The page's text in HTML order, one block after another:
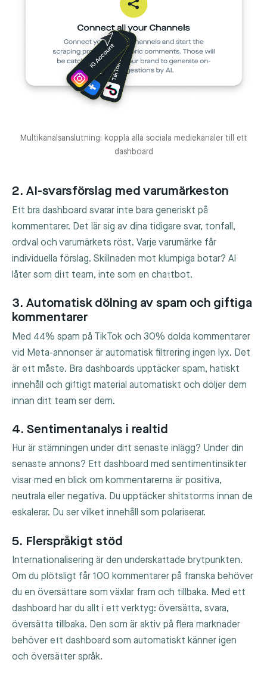
Multikanalsanslutning: koppla alla sociala mediekanaler till ett
dashboard
2. AI-svarsförslag med varumärkeston
Ett bra dashboard svarar inte bara generiskt på
kommentarer. Det lär sig av dina tidigare svar, tonfall,
ordval och varumärkets röst. Varje varumärke får
individuella förslag. Skillnaden mot klumpiga botar? AI
låter som ditt team, inte som en chattbot.
3. Automatisk dölning av spam och giftiga
kommentarer
Med 44% spam på TikTok och 30% dolda kommentarer
vid Meta-annonser är automatisk filtrering ingen lyx. Det
är ett måste. Bra dashboards upptäcker spam, hatiskt
innehåll och giftigt material automatiskt och döljer dem
innan ditt team ser dem.
4. Sentimentanalys i realtid
Hur är stämningen under ditt senaste inlägg? Under din
senaste annons? Ett dashboard med sentimentinsikter
visar med en blick om kommentarerna är positiva,
neutrala eller negativa. Du upptäcker shitstorms innan de
eskalerar. Du ser vilket innehåll som polariserar.
5. Flerspråkigt stöd
Internationalisering är den underskattade brytpunkten.
Om du plötsligt får 100 kommentarer på franska behöver
du en översättare som växlar fram och tillbaka. Med ett
dashboard har du allt i ett verktyg: översätta, svara,
översätta tillbaka. Den som är aktiv på flera marknader
behöver ett dashboard som automatiskt känner igen
och översätter språk.